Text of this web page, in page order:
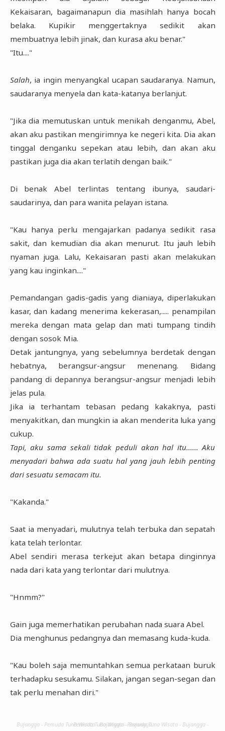
Kekaisaran, bagaimanapun dia masihlah hanya bocah
belaka. Kupikir menggertaknya sedikit akan
membuatnya lebih jinak, dan kurasa aku benar."
"Itu...."
Salah, ia ingin menyangkal ucapan saudaranya. Namun,
saudaranya menyela dan kata-katanya berlanjut.
"Jika dia memutuskan untuk menikah denganmu, Abel,
akan aku pastikan mengirimnya ke negeri kita. Dia akan
tinggal denganku sepekan atau lebih, dan akan aku
pastikan juga dia akan terlatih dengan baik."
Di benak Abel terlintas tentang ibunya, saudari-
saudarinya, dan para wanita pelayan istana.
"Kau hanya perlu mengajarkan padanya sedikit rasa
sakit, dan kemudian dia akan menurut. Itu jauh lebih
nyaman juga. Lalu, Kekaisaran pasti akan melakukan
yang kau inginkan...."
Pemandangan gadis-gadis yang dianiaya, diperlakukan
kasar, dan kadang menerima kekerasan,..... penampilan
mereka dengan mata gelap dan mati tumpang tindih
dengan sosok Mia.
Detak jantungnya, yang sebelumnya berdetak dengan
hebatnya, berangsur-angsur menenang. Bidang
pandang di depannya berangsur-angsur menjadi lebih
jelas pula.
Jika ia terhantam tebasan pedang kakaknya, pasti
menyakitkan, dan mungkin ia akan menderita luka yang
cukup.
Tapi, aku sama sekali tidak peduli akan hal itu...... Aku
menyadari bahwa ada suatu hal yang jauh lebih penting
dari sesuatu semacam itu.
"Kakanda."
Saat ia menyadari, mulutnya telah terbuka dan sepatah
kata telah terlontar.
Abel sendiri merasa terkejut akan betapa dinginnya
nada dari kata yang terlontar dari mulutnya.
"Hnmm?"
Gain juga memerhatikan perubahan nada suara Abel.
Dia menghunus pedangnya dan memasang kuda-kuda.
"Kau boleh saja memuntahkan semua perkataan buruk
terhadapku sesukamu. Silakan, jangan segan-segan dan
tak perlu menahan diri."
Bujangga - Pemuda Tuna Wisata - Bujangga - Pemuda Tuna Wisata - Bujangga - Pemuda Tuna Wisata - Bujangga